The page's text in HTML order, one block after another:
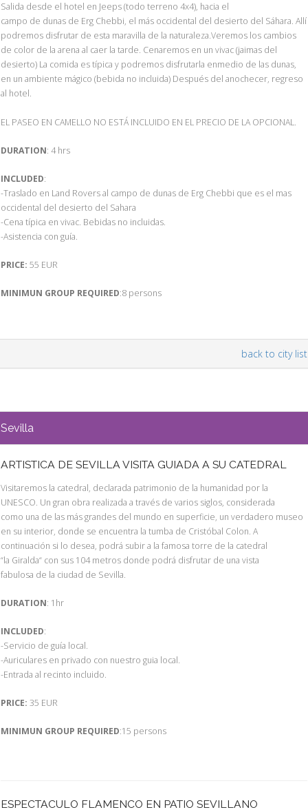
Salida desde el hotel en Jeeps (todo terreno 4x4), hacia el
campo de dunas de Erg Chebbi, el más occidental del desierto del Sáhara. Allí
podremos disfrutar de esta maravilla de la naturaleza.Veremos los cambios
de color de la arena al caer la tarde. Cenaremos en un vivac (jaimas del
desierto) La comida es típica y podremos disfrutarla enmedio de las dunas,
en un ambiente mágico (bebida no incluida) Después del anochecer, regreso
al hotel.
EL PASEO EN CAMELLO NO ESTÁ INCLUIDO EN EL PRECIO DE LA OPCIONAL.
DURATION: 4 hrs
INCLUDED:
-Traslado en Land Rovers al campo de dunas de Erg Chebbi que es el mas
occidental del desierto del Sahara
-Cena típica en vivac. Bebidas no incluidas.
-Asistencia con guía.
PRICE: 55 EUR
MINIMUN GROUP REQUIRED:8 persons
back to city list
Sevilla
ARTISTICA DE SEVILLA VISITA GUIADA A SU CATEDRAL
Visitaremos la catedral, declarada patrimonio de la humanidad por la
UNESCO. Un gran obra realizada a través de varios siglos, considerada
como una de las más grandes del mundo en superficie, un verdadero museo
en su interior, donde se encuentra la tumba de Cristóbal Colon. A
continuación si lo desea, podrá subir a la famosa torre de la catedral
“la Giralda“ con sus 104 metros donde podrá disfrutar de una vista
fabulosa de la ciudad de Sevilla.
DURATION: 1hr
INCLUDED:
-Servicio de guía local.
-Auriculares en privado con nuestro guia local.
-Entrada al recinto incluido.
PRICE: 35 EUR
MINIMUN GROUP REQUIRED:15 persons
ESPECTACULO FLAMENCO EN PATIO SEVILLANO